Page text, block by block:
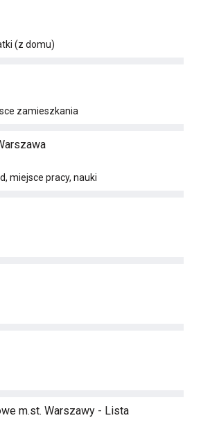
(z domu)
zamieszkania
miejsce pracy, nauki
m.st. Warszawy - Lista